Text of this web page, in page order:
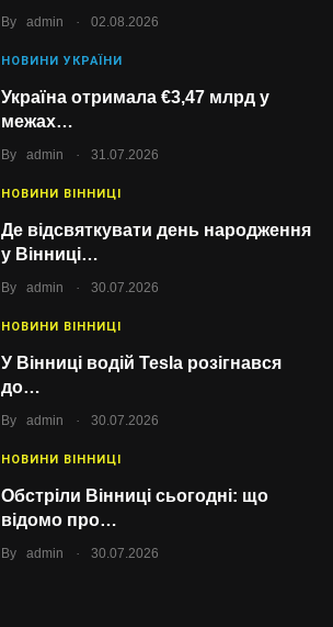
By admin . 02.08.2026
НОВИНИ УКРАЇНИ
Україна отримала €3,47 млрд у
межах…
By admin . 31.07.2026
НОВИНИ ВІННИЦІ
Де відсвяткувати день народження
у Вінниці…
By admin . 30.07.2026
НОВИНИ ВІННИЦІ
У Вінниці водій Tesla розігнався
до…
By admin . 30.07.2026
НОВИНИ ВІННИЦІ
Обстріли Вінниці сьогодні: що
відомо про…
By admin . 30.07.2026